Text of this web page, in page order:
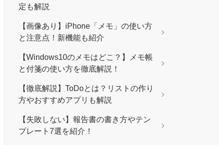
定も解説
【画像あり】iPhone「メモ」の使い方
と注意点！新機能も紹介
【Windows10のメモはどこ？】メモ帳
と付箋の使い方を徹底解説！
【徹底解説】ToDoとは？リストの作り
方やおすすめアプリも解説
【失敗しない】報告書の書き方やテン
プレート7選を紹介！